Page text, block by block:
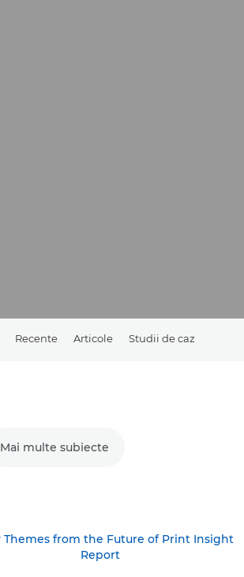
Recente Articole Studii de caz
Mai multe subiecte